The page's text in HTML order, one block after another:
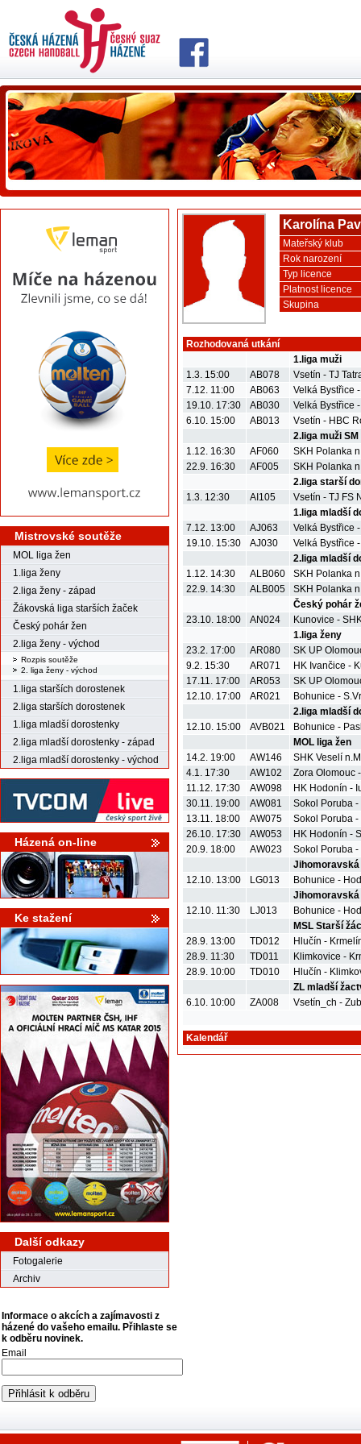
Mistrovské soutěže
MOL liga žen
1.liga ženy
2.liga ženy - západ
Žákovská liga starších žaček
Český pohár žen
2.liga ženy - východ
Rozpis soutěže
2. liga ženy - východ
1.liga starších dorostenek
2.liga starších dorostenek
1.liga mladší dorostenky
2.liga mladší dorostenky - západ
2.liga mladší dorostenky - východ
Házená on-line
Ke stažení
Další odkazy
Fotogalerie
Archiv
Informace o akcích a zajímavosti z
házené do vašeho emailu. Přihlaste se
k odběru novinek.
Email
Karolína
Mateřský klub
Rok narození
Typ licence
Platnost licence
Skupina
Rozhodovaná utkání
1.liga muži
1.3. 15:00
AB078
Vsetín - TJ
7.12. 11:00
AB063
Velká Bystřice
19.10. 17:30
AB030
Velká Bystřice
6.10. 15:00
AB013
Vsetín - HBC
2.liga muži SM
1.12. 16:30
AF060
SKH Polanka
22.9. 16:30
AF005
SKH Polanka
2.liga starší
1.3. 12:30
AI105
Vsetín - TJ FS
1.liga mladší
7.12. 13:00
AJ063
Velká Bystřice
19.10. 15:30
AJ030
Velká Bystřice
2.liga mladší
1.12. 14:30
ALB060
SKH Polanka
22.9. 14:30
ALB005
SKH Polanka
Český pohár
23.10. 18:00
AN024
Kunovice -
1.liga ženy
23.2. 17:00
AR080
SK UP
9.2. 15:30
AR071
HK Ivančice -
17.11. 17:00
AR053
SK UP
12.10. 17:00
AR021
Bohunice -
2.liga mladší
12.10. 15:00
AVB021
Bohunice -
MOL liga žen
14.2. 19:00
AW146
SHK Veselí
4.1. 17:30
AW102
Zora Olomouc
11.12. 17:30
AW098
HK Hodonín -
30.11. 19:00
AW081
Sokol Poruba
13.11. 18:00
AW075
Sokol Poruba
26.10. 17:30
AW053
HK Hodonín -
20.9. 18:00
AW023
Sokol Poruba
12.10. 13:00
LG013
Bohunice -
Jihomoravská
12.10. 11:30
LJ013
Bohunice -
MSL Starší
28.9. 13:00
TD012
Hlučín -
28.9. 11:30
TD011
Klimkovice -
28.9. 10:00
TD010
Hlučín -
ZL mladší
6.10. 10:00
ZA008 Vsetín_ch -
Kalendář